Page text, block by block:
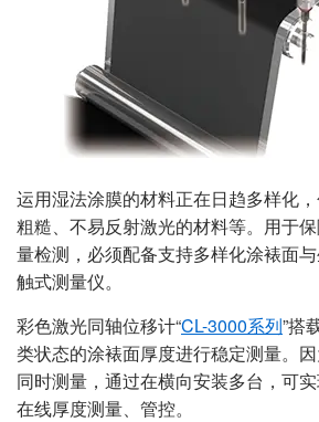
运用湿法涂膜的材料正在日趋多样化
粗糙、不易反射激光的材料等。用于
量检测，必须配备支持多样化涂裱面
触式测量仪。
彩色激光同轴位移计“CL-3000系列”搭
类状态的涂裱面厚度进行稳定测量。
同时测量，通过在横向安装多台，可
在线厚度测量、管控。